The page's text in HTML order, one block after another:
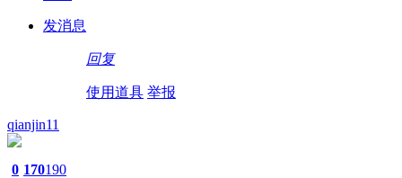
发消息
回复
使用道具 举报
qianjin11
0 170190